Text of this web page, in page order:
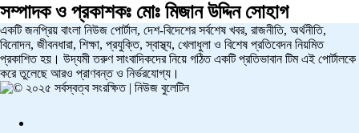
সম্পাদক ও প্রকাশকঃ মোঃ মিজান উদ্দিন সোহাগ
একটি জনপ্রিয় বাংলা নিউজ পোর্টাল, দেশ-বিদেশের সর্বশেষ খবর, রাজনীতি, অর্থনীতি,
বিনোদন, জীবনধারা, শিক্ষা, প্রযুক্তি, স্বাস্থ্য, খেলাধুলা ও বিশেষ প্রতিবেদন নিয়মিত
প্রকাশিত হয়। উদ্যমী তরুণ সাংবাদিকদের নিয়ে গঠিত একটি প্রতিভাবান টিম এই পোর্টালকে
করে তুলেছে আরও প্রাণবন্ত ও নির্ভরযোগ্য।